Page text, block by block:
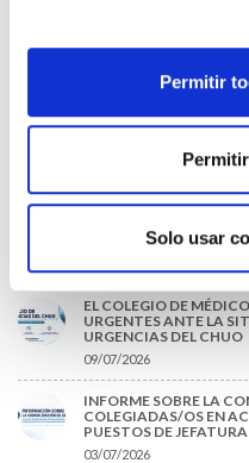
Permitir
Solo usar
DE CASOS CLÍNICOS
TRÁFICO SUPRIME LAS
EL AUMENTO DE
MUTUALISTAS
EL COLEGIO DE
URGENTES ANTE LA
URGENCIAS DEL CHUO
09/07/2026
INFORME SOBRE LA
COLEGIADAS/OS EN
PUESTOS DE
03/07/2026